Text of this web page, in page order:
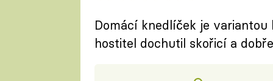
Domácí knedlíček je
hostitel dochutil skořicí a